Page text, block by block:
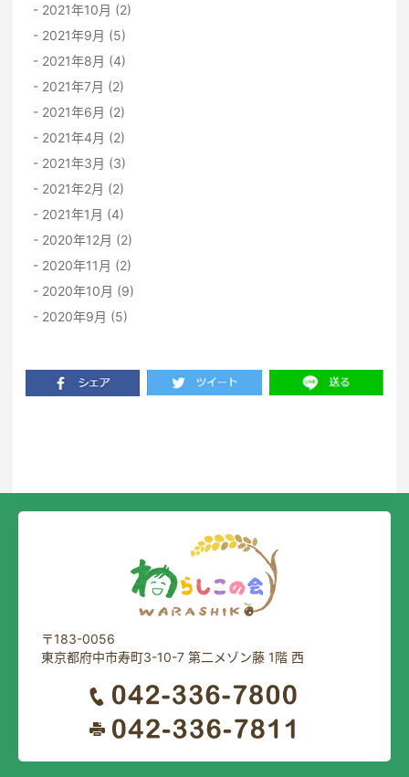
2021年10月 (2)
2021年9月 (5)
2021年8月 (4)
2021年7月 (2)
2021年6月 (2)
2021年4月 (2)
2021年3月 (3)
2021年2月 (2)
2021年1月 (4)
2020年12月 (2)
2020年11月 (2)
2020年10月 (9)
2020年9月 (5)
〒183-0056
東京都府中市寿町3-10-7 第二メゾン藤 1階 西